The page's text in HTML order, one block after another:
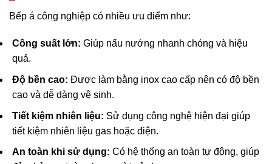
Bếp á công nghiệp có nhiều ưu điểm như:
Công suất lớn: Giúp nấu nướng nhanh chóng và hiệu
quả.
Độ bền cao: Được làm bằng inox cao cấp nên có độ bền
cao và dễ dàng vệ sinh.
Tiết kiệm nhiên liệu: Sử dụng công nghệ hiện đại giúp
tiết kiệm nhiên liệu gas hoặc điện.
An toàn khi sử dụng: Có hệ thống an toàn tự động, giúp